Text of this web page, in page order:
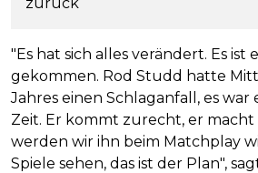
"Es hat sich alles verändert. Es ist
gekommen. Rod Studd hatte
Jahres einen Schlaganfall, es
Zeit. Er kommt zurecht, er
werden wir ihn beim Matchplay
Spiele sehen, das ist der Plan",